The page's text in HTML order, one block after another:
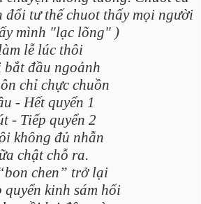
tư thế chuot thấy mọi người
mình "lạc lõng" )
lễ lúc thôi
bắt đầu ngoảnh
chỉ chực chuồn
- Hết quyển 1
- Tiếp quyển 2
không đủ nhẫn
chật chỗ ra.
chen” trở lại
kinh sám hối